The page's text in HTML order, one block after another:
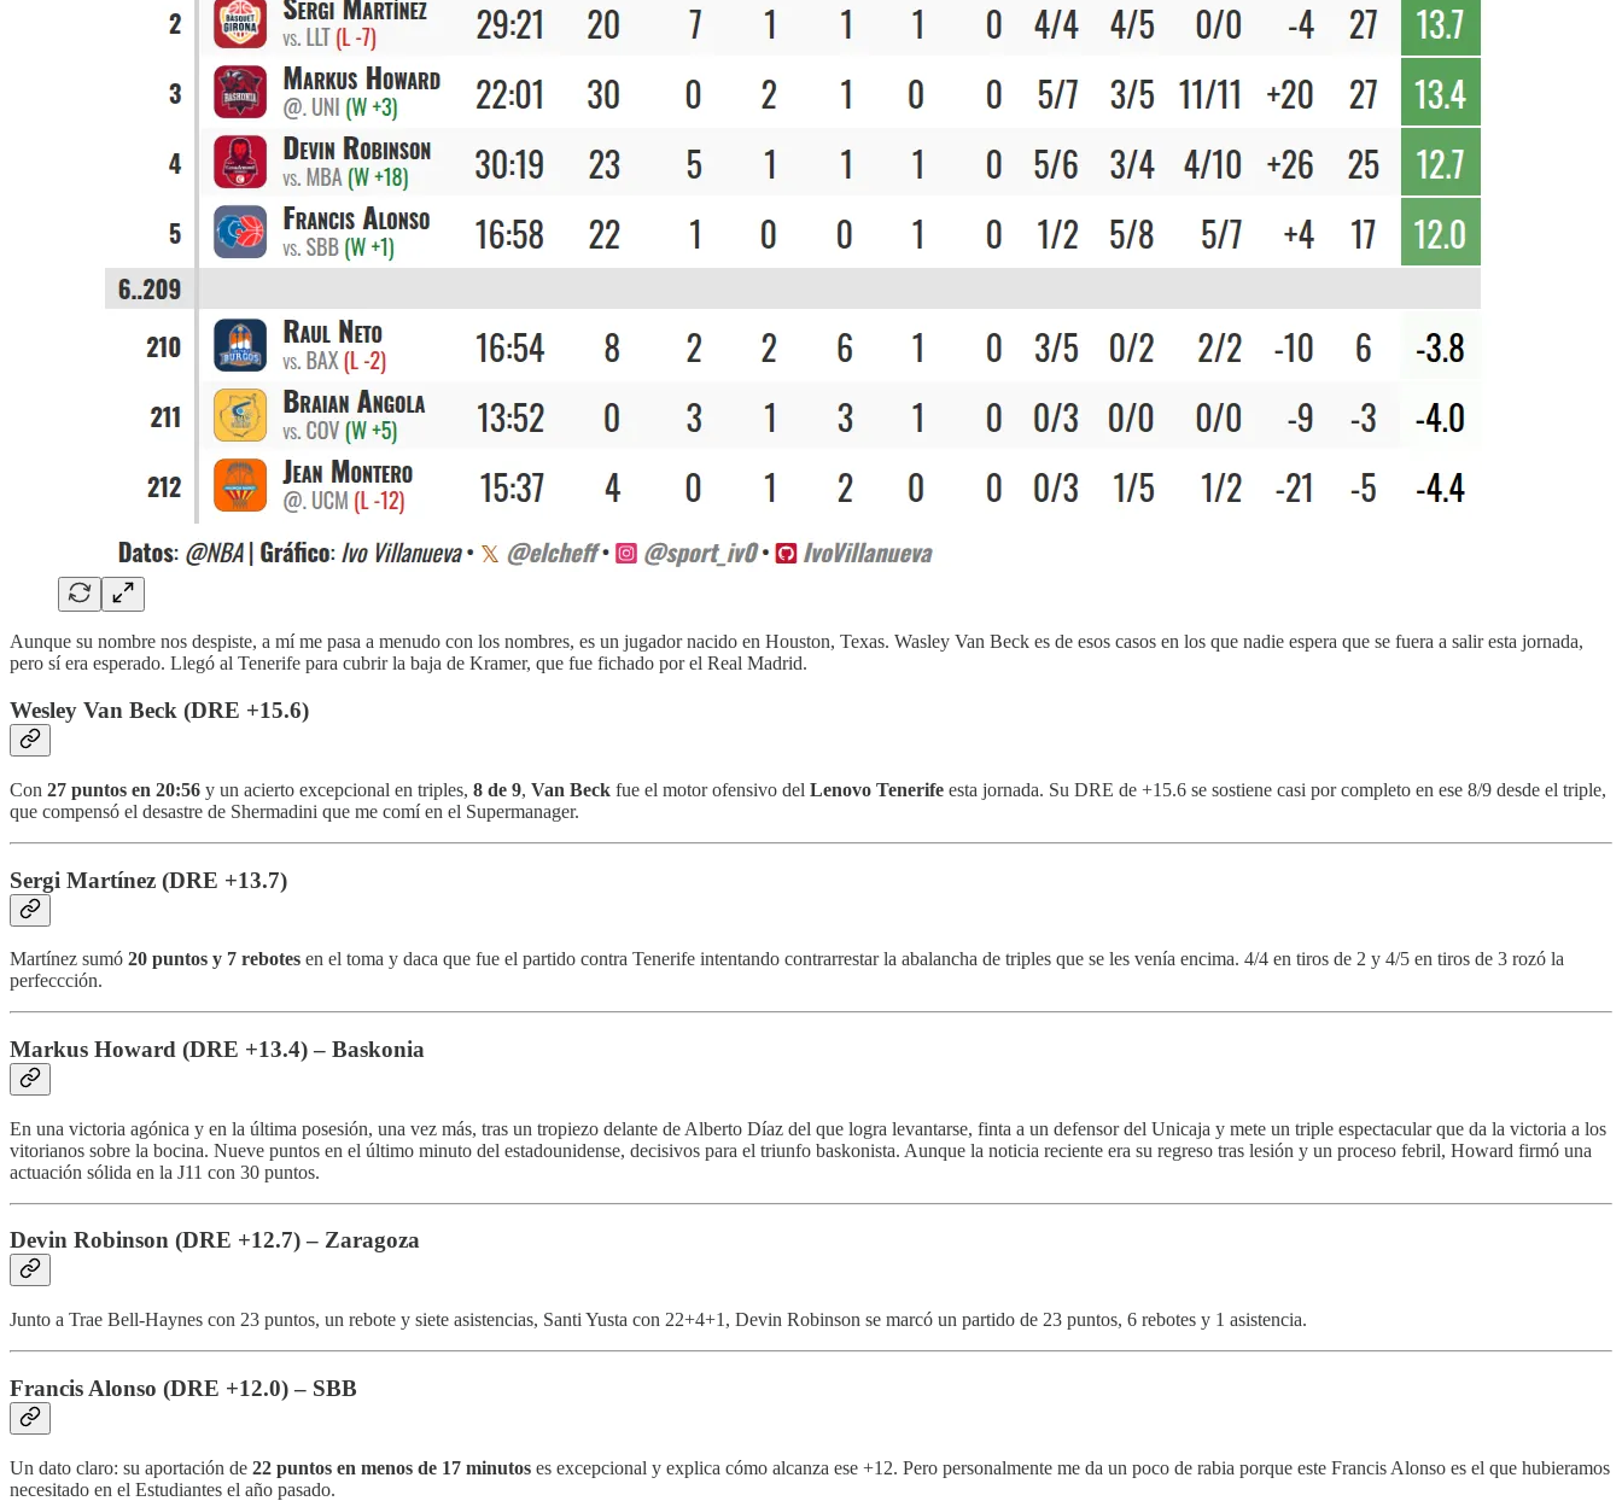
Aunque su nombre nos despiste, a mí me pasa a menudo con los nombres, es un jugador nacido en Houston, Texas. Wasley Van Beck es de esos casos en los que nadie espera que se fuera a salir esta jornada,
pero sí era esperado. Llegó al Tenerife para cubrir la baja de Kramer, que fue fichado por el Real Madrid.
Wesley Van Beck (DRE +15.6)
Con 27 puntos en 20:56 y un acierto excepcional en triples, 8 de 9, Van Beck fue el motor ofensivo del Lenovo Tenerife esta jornada. Su DRE de +15.6 se sostiene casi por completo en ese 8/9 desde el triple,
que compensó el desastre de Shermadini que me comí en el Supermanager.
Sergi Martínez (DRE +13.7)
Martínez sumó 20 puntos y 7 rebotes en el toma y daca que fue el partido contra Tenerife intentando contrarrestar la abalancha de triples que se les venía encima. 4/4 en tiros de 2 y 4/5 en tiros de 3 rozó la
perfeccción.
Markus Howard (DRE +13.4) – Baskonia
En una victoria agónica y en la última posesión, una vez más, tras un tropiezo delante de Alberto Díaz del que logra levantarse, finta a un defensor del Unicaja y mete un triple espectacular que da la victoria a los
vitorianos sobre la bocina. Nueve puntos en el último minuto del estadounidense, decisivos para el triunfo baskonista. Aunque la noticia reciente era su regreso tras lesión y un proceso febril, Howard firmó una
actuación sólida en la J11 con 30 puntos.
Devin Robinson (DRE +12.7) – Zaragoza
Junto a Trae Bell-Haynes con 23 puntos, un rebote y siete asistencias, Santi Yusta con 22+4+1, Devin Robinson se marcó un partido de 23 puntos, 6 rebotes y 1 asistencia.
Francis Alonso (DRE +12.0) – SBB
Un dato claro: su aportación de 22 puntos en menos de 17 minutos es excepcional y explica cómo alcanza ese +12. Pero personalmente me da un poco de rabia porque este Francis Alonso es el que hubieramos
necesitado en el Estudiantes el año pasado.